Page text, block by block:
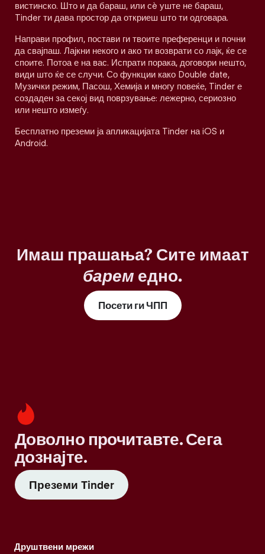
вистинско. Што и да бараш, или сè уште не бараш,
Tinder ти дава простор да откриеш што ти одговара.
Направи профил, постави ги твоите преференци и почни
да свајпаш. Лајкни некого и ако ти возврати со лајк, ќе се
споите. Потоа е на вас. Испрати порака, договори нешто,
види што ќе се случи. Со функции како Double date,
Музички режим, Пасош, Хемија и многу повеќе, Tinder е
создаден за секој вид поврзување: лежерно, сериозно
или нешто измеѓу.
Бесплатно преземи ја апликацијата Tinder на iOS и
Android.
Имаш прашања? Сите имаат
барем едно.
Посети ги ЧПП
Доволно прочитавте. Сега
дознајте.
Преземи Tinder
Друштвени мрежи